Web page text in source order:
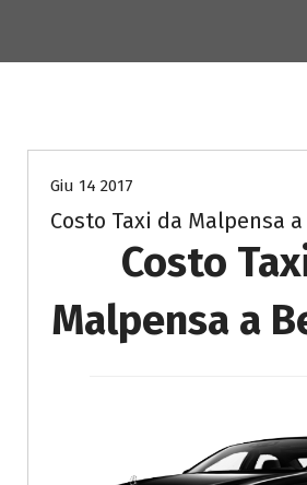
Giu 14 2017
Costo Taxi da Malpensa
Costo
Malpensa a